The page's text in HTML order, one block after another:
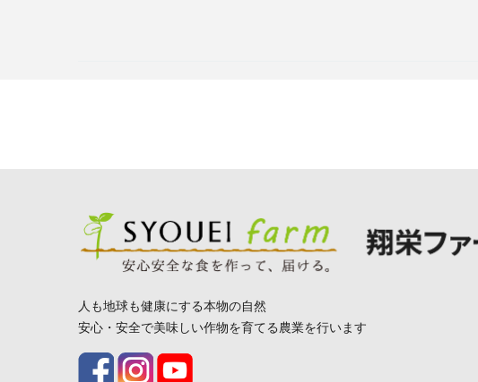
人も地球も健康にする本物の自然
安心・安全で美味しい作物を育てる農業を行います